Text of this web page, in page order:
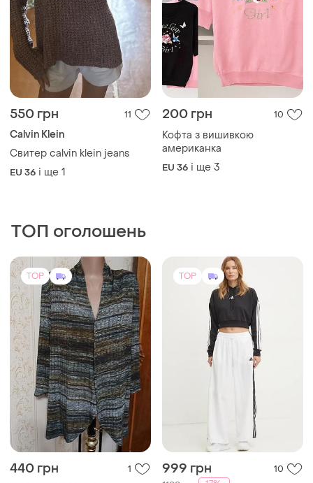
550 грн 11
Calvin Klein
Свитер calvin klein jeans
EU 36 і ще 1
200 грн
Кофта з вишивкою
американка
EU 36 і ще
ТОП оголошень
440 грн
1
418 грн з 07 серп
Мексика сток кордиган на
запах с 🏷🏷 евр.л-хл
40 / L / 48
Нове кроп-худі adidas 3-
stripes (оригінал із сша),
розмір m
M